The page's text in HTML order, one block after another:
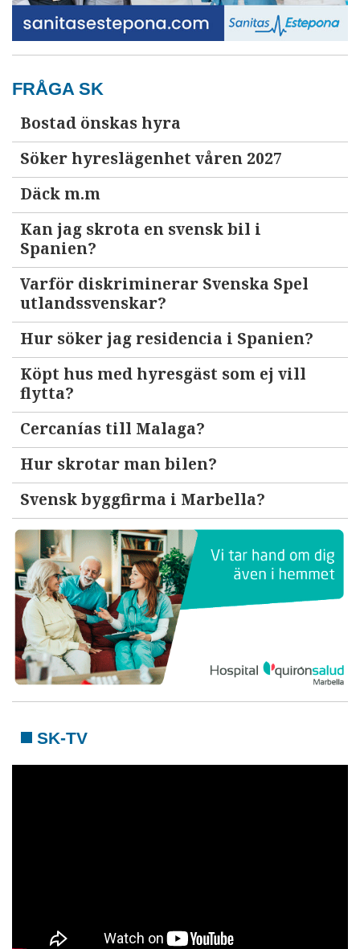
FRÅGA SK
Bostad önskas hyra
Söker hyreslägenhet våren 2027
Däck m.m
Kan jag skrota en svensk bil i
Spanien?
Varför diskriminerar Svenska Spel
utlandssvenskar?
Hur söker jag residencia i Spanien?
Köpt hus med hyresgäst som ej vill
flytta?
Cercanías till Malaga?
Hur skrotar man bilen?
Svensk byggfirma i Marbella?
SK-TV